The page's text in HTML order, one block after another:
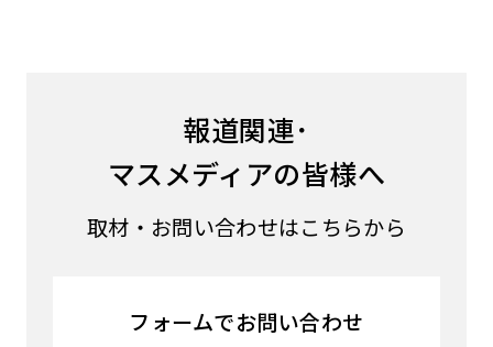
報道関連･
マスメディアの皆様へ
取材・お問い合わせはこちらから
フォームでお問い合わせ